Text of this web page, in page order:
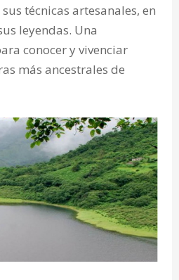
técnicas artesanales, en
leyendas. Una
conocer y vivenciar
más ancestrales de